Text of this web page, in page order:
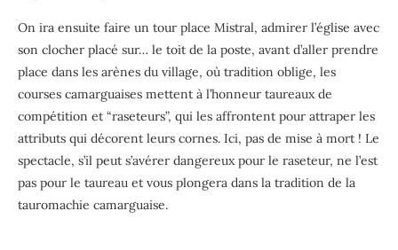
On ira ensuite faire un tour place Mistral, admirer l’église avec
son clocher placé sur… le toit de la poste, avant d’aller prendre
place dans les arènes du village, où tradition oblige, les
courses camarguaises mettent à l’honneur taureaux de
compétition et “raseteurs”, qui les affrontent pour attraper les
attributs qui décorent leurs cornes. Ici, pas de mise à mort ! Le
spectacle, s’il peut s’avérer dangereux pour le raseteur, ne l’est
pas pour le taureau et vous plongera dans la tradition de la
tauromachie camarguaise.